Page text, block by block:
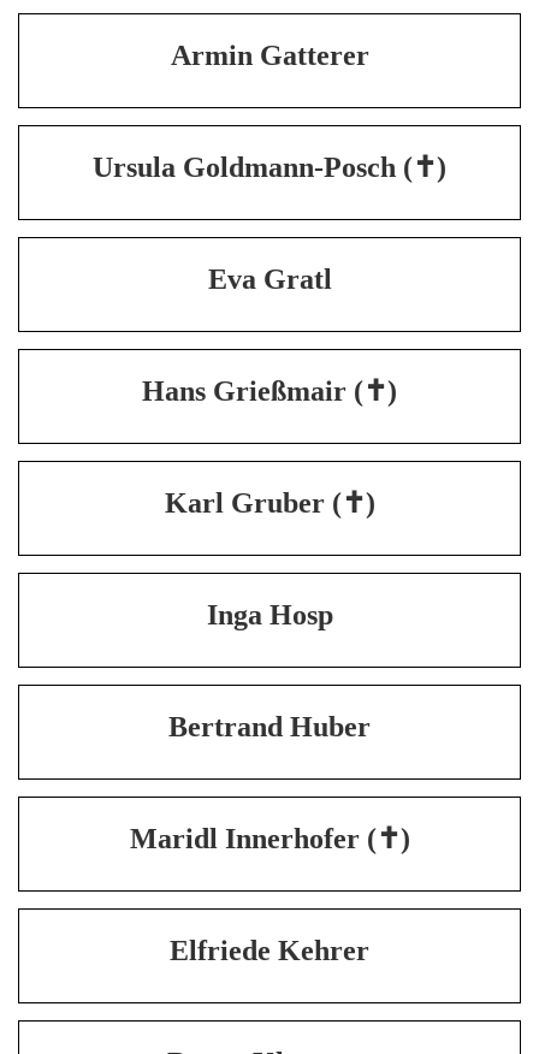
Armin Gatterer
Ursula Goldmann-Posch (✝)
Eva Gratl
Hans Grießmair (✝)
Karl Gruber (✝)
Inga Hosp
Bertrand Huber
Maridl Innerhofer (✝)
Elfriede Kehrer